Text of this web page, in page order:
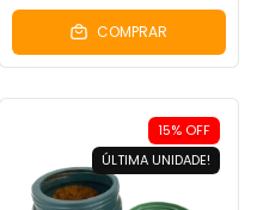
COMPRAR
15% OFF
ÚLTIMA UNIDADE!